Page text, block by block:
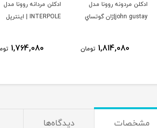
ادكلن مردونه روونا مدل
john gustay|ژان گوتساي
1,814,080 تومان
ادكلن مردانه روونا مدل
INTERPOLE | اينترپل
1,764,080
مشخصات دیدگاه‌ها